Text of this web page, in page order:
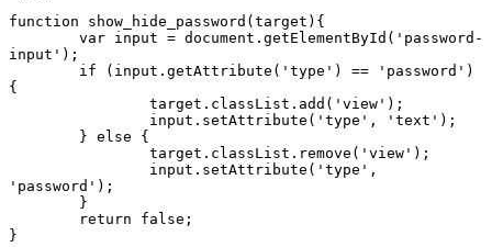
function show_hide_password(target){
input');
{
'password');
}